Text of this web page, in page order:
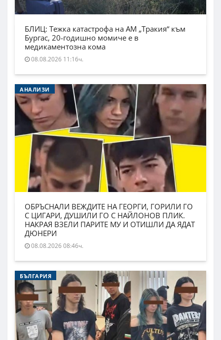
БЛИЦ: Тежка катастрофа на АМ „Тракия“ към
Бургас, 20-годишно момиче е в
медикаментозна кома
08.08.2026 11:16ч.
АНАЛИЗИ
ОБРЪСНАЛИ ВЕЖДИТЕ НА ГЕОРГИ, ГОРИЛИ ГО
С ЦИГАРИ, ДУШИЛИ ГО С НАЙЛОНОВ ПЛИК.
НАКРАЯ ВЗЕЛИ ПАРИТЕ МУ И ОТИШЛИ ДА ЯДАТ
ДЮНЕРИ
08.08.2026 08:46ч.
БЪЛГАРИЯ